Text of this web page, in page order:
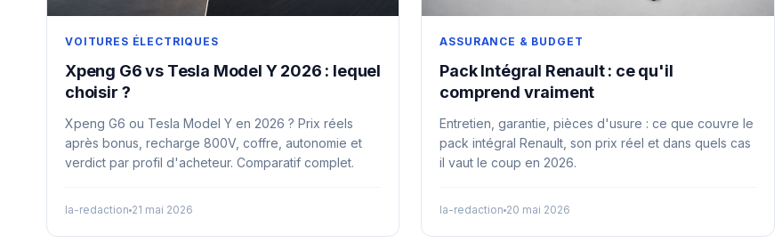
VOITURES ÉLECTRIQUES
Xpeng G6 vs Tesla Model Y 2026 : lequel
choisir ?
Xpeng G6 ou Tesla Model Y en 2026 ? Prix réels
après bonus, recharge 800V, coffre, autonomie et
verdict par profil d'acheteur. Comparatif complet.
la-redaction 21 mai 2026
ASSURANCE & BUDGET
Pack Intégral Renault : ce qu'il
comprend vraiment
Entretien, garantie, pièces d'usure : ce que couvre le
pack intégral Renault, son prix réel et dans quels cas
il vaut le coup en 2026.
la-redaction 20 mai 2026